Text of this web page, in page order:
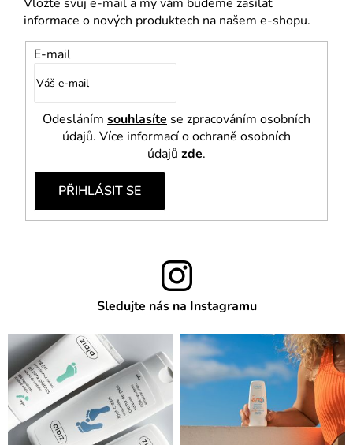
informace o nových produktech na našem e-shopu.
E-mail
Odesláním souhlasíte se zpracováním osobních
údajů. Více informací o ochraně osobních
údajů zde.
PŘIHLÁSIT SE
Sledujte nás na Instagramu